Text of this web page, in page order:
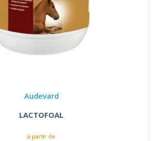
Audevard
LACTOFOAL
à partir de